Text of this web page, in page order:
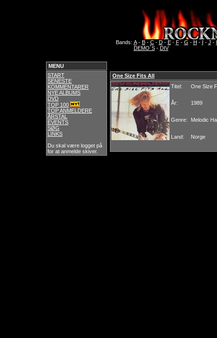
Bands: A- B- C- D- E- F- G - H - I - J -
DEMO´S- DIV
MENU
START
SENESTE
KOMMENTARER
NYE ALBUMS
DVD
TOP 100
TOP ANMELDERE
ÅRSTAL
EVENTS
SØG
LINKS
Du skal være logget på
for at anmelde skiver.
One Size Fits All
Titel:
One Size
År: 1989
Genre: Melodic
Land: Norge